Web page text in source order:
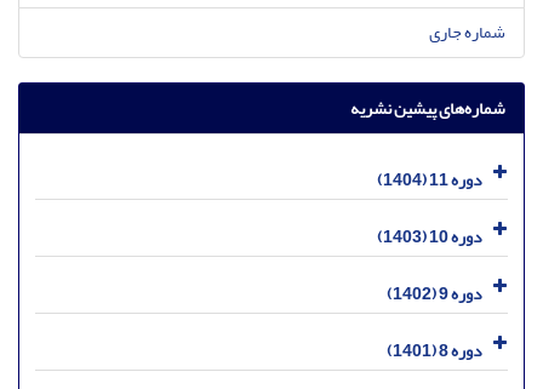
شماره جاری
شماره‌های پیشین نشریه
دوره 11 (1404)
دوره 10 (1403)
دوره 9 (1402)
دوره 8 (1401)